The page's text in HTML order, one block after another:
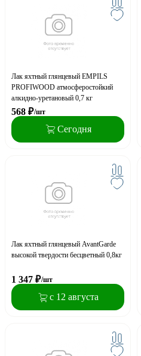
Лак яхтный глянцевый EMPILS
PROFIWOOD атмосферостойкий
алкидно-уретановый 0,7 кг
568 ₽/шт
Сегодня
Лак яхтный глянцевый AvantGarde
высокой твердости бесцветный 0,8кг
1 347 ₽/шт
с 12 августа